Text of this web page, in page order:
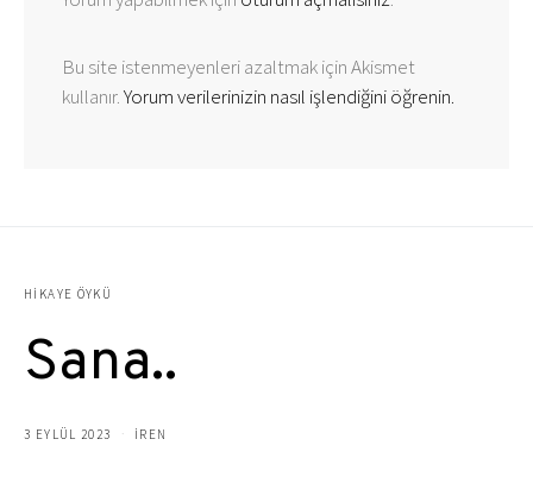
Bu site istenmeyenleri azaltmak için Akismet
kullanır.Yorum verilerinizin nasıl işlendiğini öğrenin.
HIKAYE ÖYKÜ
Sana..
3 EYLÜL 2023 İREN